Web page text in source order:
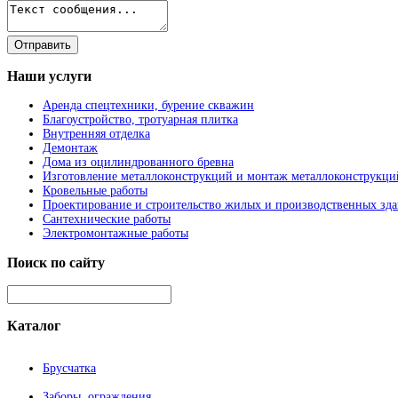
Наши услуги
Аренда спецтехники, бурение скважин
Благоустройство, тротуарная плитка
Внутренняя отделка
Демонтаж
Дома из оцилиндрованного бревна
Изготовление металлоконструкций и монтаж
Кровельные работы
Проектирование и строительство жилых и производственных
Сантехнические работы
Электромонтажные работы
Поиск по сайту
Каталог
Брусчатка